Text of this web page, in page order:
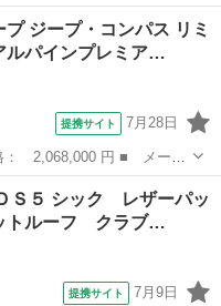
グレード名： ツインエ
ＩＮナビ・ＴＶ バック
ジープ・コンパス リミ
パインプレミア…
提携サイト 7月28日
： ジープ・コンパス ■
インプレミアムサウンド
Ｓ５ シック レザーパッ
トルーフ クラブ…
提携サイト 7月9日